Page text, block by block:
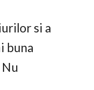
si a
buna